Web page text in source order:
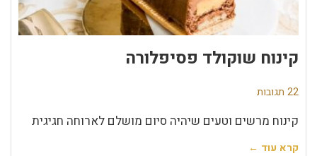
קינוח שוקולד פסיפלורה
22 תגובות
קינוח מרשים וטעים שיהיה סיום מושלם לארוחה חגיגית
קרא עוד ←